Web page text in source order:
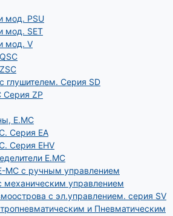
мод. PSU
мод. SET
мод. V
глушителем. Серия SD
Серия ZP
Е.МС
Серия EA
Серия EHV
E.MC
MC с ручным управлением
механическим управлением
с эл.управлением. серия SV
и Пневматическим